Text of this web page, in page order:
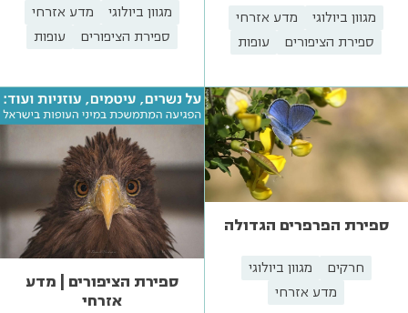
מגוון ביולוגי
מדע אזרחי
ספירת הציפורים
עופות
מגוון ביולוגי
מדע אזרחי
ספירת הציפורים
עופות
ספירת הפרפרים הגדולה
חרקים
מגוון ביולוגי
מדע אזרחי
ספירת הציפורים | מדע
אזרחי